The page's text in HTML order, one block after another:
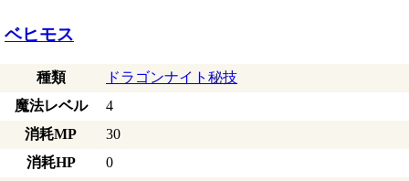
ベヒモス
種類
ドラゴンナイト秘技
魔法レベル
4
消耗MP
30
消耗HP
0